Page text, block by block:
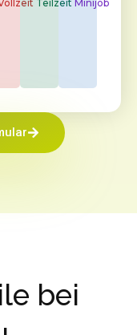
Teilzeit Minijob
bei